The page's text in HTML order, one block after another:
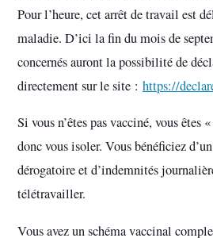
Pour l’heure, cet arrêt de travail est
maladie. D’ici la fin du mois de
concernés auront la possibilité de
directement sur le site : https://
Si vous n’êtes pas vacciné, vous êtes
donc vous isoler. Vous bénéficiez
dérogatoire et d’indemnités
télétravailler.
Vous avez un schéma vaccinal